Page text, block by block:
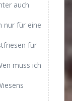
auch
nur für eine
für
muss ich